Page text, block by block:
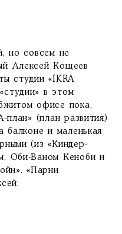
но совсем не
Алексей Кощеев
студии «IKRA
в этом
офисе пока,
план» (план развития)
балконе и маленькая
(из «Киндер-
Оби-Ваном Кеноби и
«Парни